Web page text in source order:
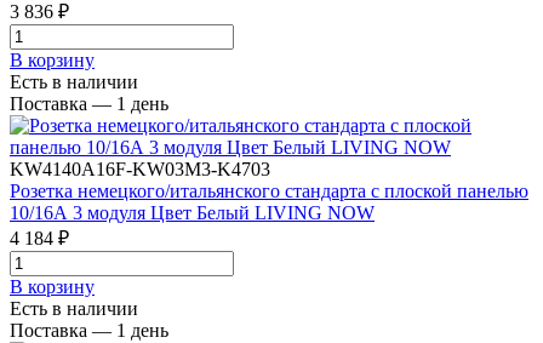
3 836 ₽
В корзинy
Есть в наличии
Поставка — 1 день
KW4140A16F-KW03M3-K4703
Розетка немецкого/итальянского стандарта с плоской панелью
10/16А 3 модуля Цвет Белый LIVING NOW
4 184 ₽
В корзинy
Есть в наличии
Поставка — 1 день